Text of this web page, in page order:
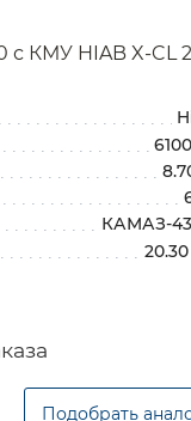
с КМУ HIAB X-CL
КАМАЗ-
Подобрать